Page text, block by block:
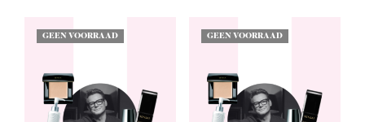
GEEN VOORRAAD GEEN VOORRAAD